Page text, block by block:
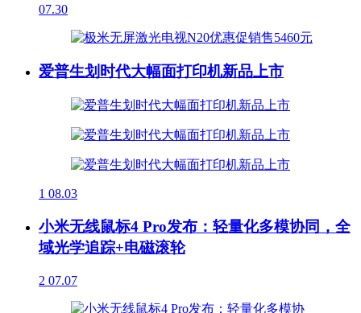
07.30
爱普生划时代大幅面打印机新品上市
1 08.03
小米无线鼠标4 Pro发布：轻量化多模协同，全
域光学追踪+电磁滚轮
2 07.07